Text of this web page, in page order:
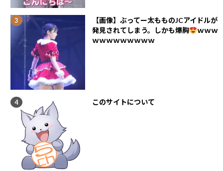
【画像】ぶってー太もものJCアイドルが
発見されてしまう。しかも爆胸
ｗｗｗ
ｗｗｗｗｗｗｗｗｗ
このサイトについて